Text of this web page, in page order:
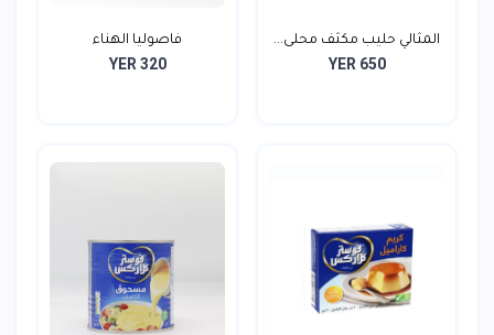
المثالي حليب مكثف محلى...
YER 650
فاصوليا الهناء
YER 320